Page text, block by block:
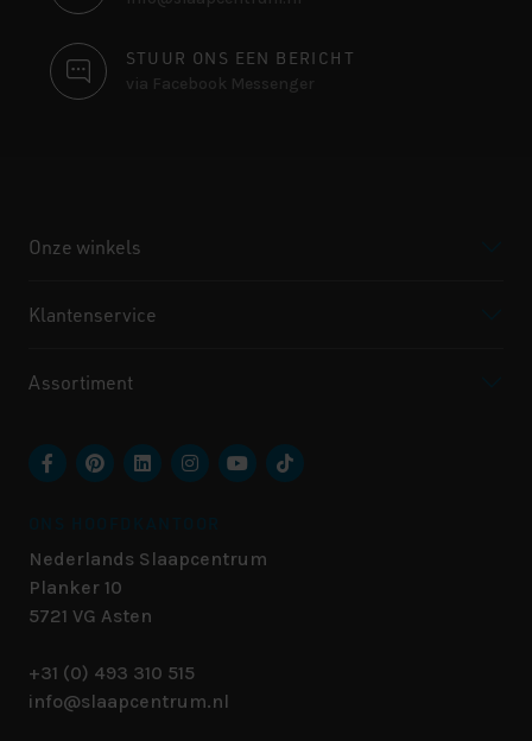
STUUR ONS EEN BERICHT
via Facebook Messenger
Onze winkels
Klantenservice
Assortiment
Nederlands Slaapcentrum
Planker 10
5721 VG Asten
+31 (0) 493 310 515
info@slaapcentrum.nl